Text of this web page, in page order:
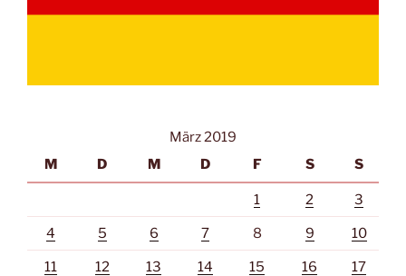
März 2019
M
D M D F S S
1 2 3
4 5 6 7 8 9 10
11 12 13 14 15 16 17